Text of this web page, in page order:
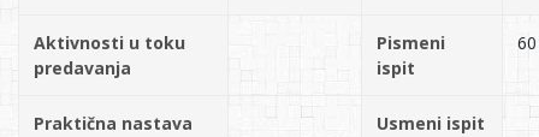
Aktivnosti u toku
predavanja
Pismeni
ispit
60
Praktična nastava Usmeni ispit